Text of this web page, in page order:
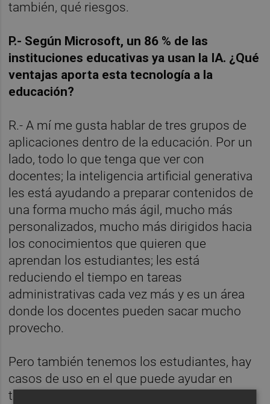
también, qué riesgos.
P.- Según Microsoft, un 86 % de las
instituciones educativas ya usan la IA. ¿Qué
ventajas aporta esta tecnología a la
educación?
R.- A mí me gusta hablar de tres grupos de
aplicaciones dentro de la educación. Por un
lado, todo lo que tenga que ver con
docentes; la inteligencia artificial generativa
les está ayudando a preparar contenidos de
una forma mucho más ágil, mucho más
personalizados, mucho más dirigidos hacia
los conocimientos que quieren que
aprendan los estudiantes; les está
reduciendo el tiempo en tareas
administrativas cada vez más y es un área
donde los docentes pueden sacar mucho
provecho.
Pero también tenemos los estudiantes, hay
casos de uso en el que puede ayudar en
temas de orientación profesional o incluso